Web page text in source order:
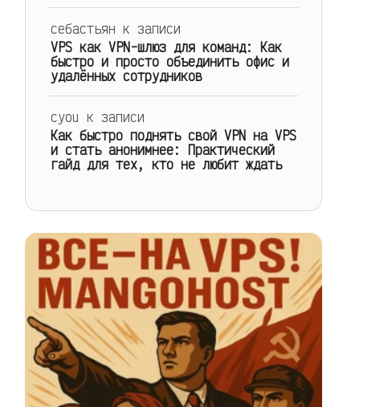
себастьян к записи
VPS как VPN-шлюз для команд: Как
быстро и просто объединить офис и
удалённых сотрудников
cyou к записи
Как быстро поднять свой VPN на VPS
и стать анонимнее: Практический
гайд для тех, кто не любит ждать